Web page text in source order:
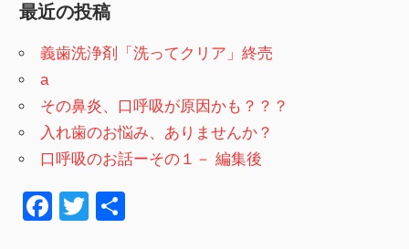
最近の投稿
義歯洗浄剤「洗ってクリア」終売
a
その鼻炎、口呼吸が原因かも？？？
入れ歯のお悩み、ありませんか？
口呼吸のお話ーその１－ 編集後
F
T